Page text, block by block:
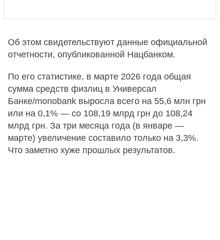
Об этом свидетельствуют данные официальной
отчетности, опубликованной Нацбанком.
По его статистике, в марте 2026 года общая
сумма средств физлиц в Универсал
Банке/monobank выросла всего на 55,6 млн грн
или на 0,1% — со 108,19 млрд грн до 108,24
млрд грн. За три месяца года (в январе —
марте) увеличение составило только на 3,3%.
Что заметно хуже прошлых результатов.